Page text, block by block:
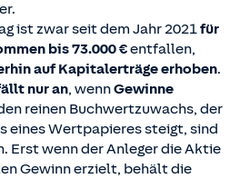
ist zwar seit dem Jahr 2021für
bis 73.000 €entfallen,
auf Kapitalerträge erhoben.
nur an, wennGewinne
reinen Buchwertzuwachs, der
eines Wertpapieres steigt, sind
Erst wenn der Anleger die Aktie
Gewinn erzielt, behält die